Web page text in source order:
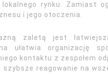
lokalnego rynku. Zamiast
i jego otoczenia.
zaletą jest
ułatwia organizację
kontaktu z zespołem
szybsze reagowanie na